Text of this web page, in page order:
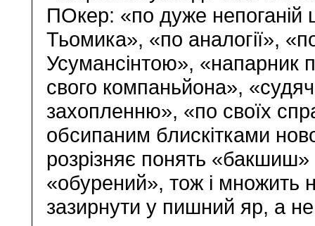
ПОкер: «по дуже непоганій
Тьомика», «по аналогії»,
Усумансінтою», «напарник
свого компаньйона»,
захопленню», «по своїх
обсипаним блискітками
розрізняє понять
«обурений», тож і множить
зазирнути у пишний яр, а